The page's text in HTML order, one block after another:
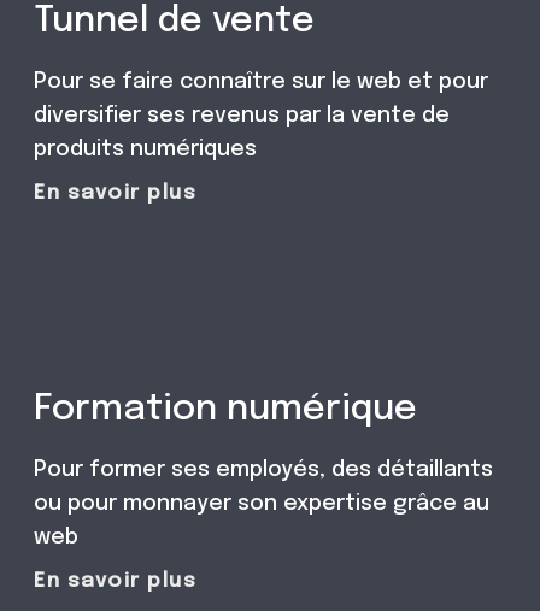
Tunnel de vente
Pour se faire connaître sur le web et pour
diversifier ses revenus par la vente de
produits numériques
En savoir plus
Formation numérique
Pour former ses employés, des détaillants
ou pour monnayer son expertise grâce au
web
En savoir plus